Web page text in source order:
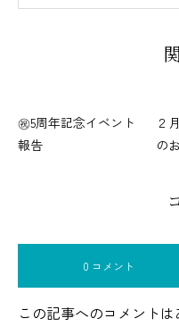
㊗5周年記念イベント
報告
２
の
0 コメント
この記事へのコメントは